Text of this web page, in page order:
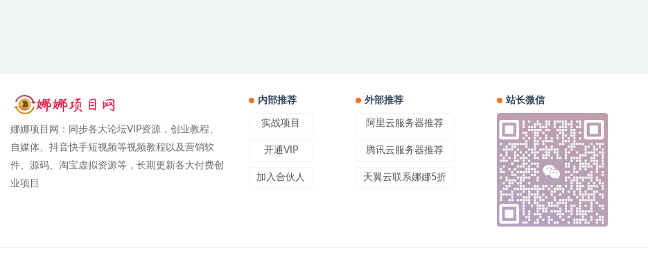
娜娜项目网：同步各大论坛VIP资源，创业教程、
自媒体、抖音快手短视频等视频教程以及营销软
件、源码、淘宝虚拟资源等，长期更新各大付费创
业项目
内部推荐
实战项目
开通VIP
加入合伙人
外部推荐
阿里云服务器推荐
腾讯云服务器推荐
天翼云联系娜娜5折
站长微信